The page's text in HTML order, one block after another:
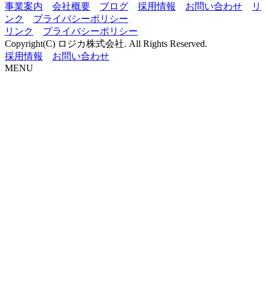
事業案内 会社概要 ブログ 採用情報 お問い合わせ
リ
ンク
プライバシーポリシー
リンク
プライバシーポリシー
Copyright(C) ロジカ株式会社. All Rights Reserved.
採用情報
お問い合わせ
MENU